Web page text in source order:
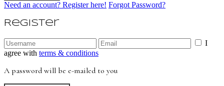
Need an account? Register here! Forgot Password?
Register
I
agree with terms & conditions
A password will be e-mailed to you